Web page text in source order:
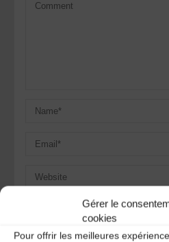
Gérer le
cookies
Pour offrir les meilleures
Save my name, email, and site
time I post a comment.